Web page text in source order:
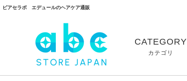
ピアセラボ エデュールのヘアケア通販
CATEGORY
カテゴリ